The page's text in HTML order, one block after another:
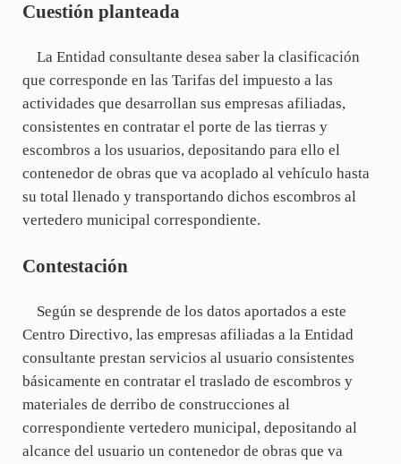
Cuestión planteada
La Entidad consultante desea saber la clasificación
que corresponde en las Tarifas del impuesto a las
actividades que desarrollan sus empresas afiliadas,
consistentes en contratar el porte de las tierras y
escombros a los usuarios, depositando para ello el
contenedor de obras que va acoplado al vehículo hasta
su total llenado y transportando dichos escombros al
vertedero municipal correspondiente.
Contestación
Según se desprende de los datos aportados a este
Centro Directivo, las empresas afiliadas a la Entidad
consultante prestan servicios al usuario consistentes
básicamente en contratar el traslado de escombros y
materiales de derribo de construcciones al
correspondiente vertedero municipal, depositando al
alcance del usuario un contenedor de obras que va